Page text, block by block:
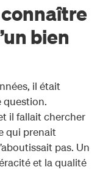
bien
il était
question.
il fallait chercher
qui prenait
pas. Un
et la qualité